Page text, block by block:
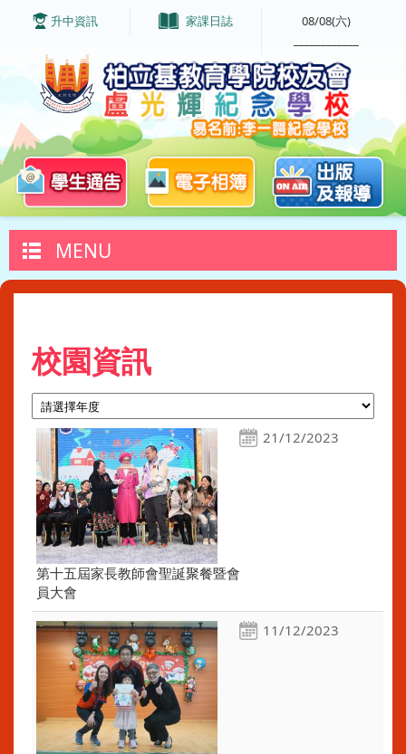
升中資訊 家課日誌
08/08(六)
MENU
校園資訊
21/12/2023
第十五屆家長教師會聖誕聚餐暨會
員大會
11/12/2023